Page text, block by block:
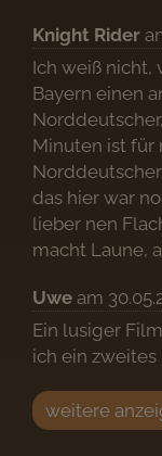
Knight Rider
Ich weiß nicht,
Bayern einen
Minuten ist für
das hier war
lieber nen
macht Laune,
Uwe am
Ein lusiger
ich ein zweites
weitere